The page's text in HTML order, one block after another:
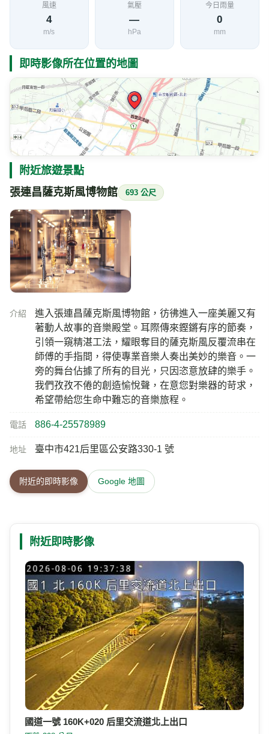
風速
4
m/s
氣壓
—
hPa
今日雨量
0
mm
即時影像所在位置的地圖
附近旅遊景點
張連昌薩克斯風博物館 693 公尺
介紹
進入張連昌薩克斯風博物館，彷彿進入一座美麗又有
著動人故事的音樂殿堂。耳際傳來鏗鏘有序的節奏，
引領一窺精湛工法，耀眼奪目的薩克斯風反覆流串在
師傅的手指間，得使專業音樂人奏出美妙的樂音。一
旁的舞台佔據了所有的目光，只因恣意放肆的樂手。
我們孜孜不倦的創造愉悅聲，在意您對樂器的苛求，
希望帶給您生命中難忘的音樂旅程。
電話 886-4-25578989
地址 臺中市421后里區公安路330-1 號
附近的即時影像 Google 地圖
附近即時影像
國道一號 160K+020 后里交流道北上出口